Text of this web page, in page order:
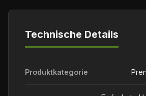
Technische Details
Produktkategorie